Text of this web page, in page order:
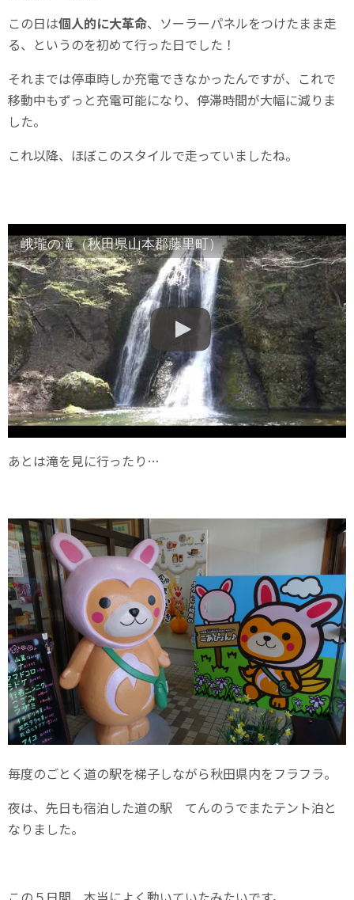
この日は個人的に大革命、ソーラーパネルをつけたまま走
る、というのを初めて行った日でした！
それまでは停車時しか充電できなかったんですが、これで
移動中もずっと充電可能になり、停滞時間が大幅に減りま
した。
これ以降、ほぼこのスタイルで走っていましたね。
峨瓏の滝（秋田県山本郡藤里町）
あとは滝を見に行ったり…
毎度のごとく道の駅を梯子しながら秋田県内をフラフラ。
夜は、先日も宿泊した道の駅 てんのうでまたテント泊と
なりました。